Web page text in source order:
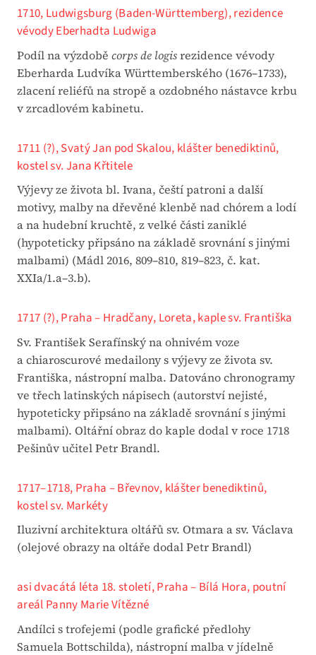
1710, Ludwigsburg (Baden-Württemberg), rezidence
vévody Eberhadta Ludwiga
Podíl na výzdobě corps de logisrezidence vévody
Eberharda Ludvíka Württemberského (1676–1733),
zlacení reliéfů na stropě a ozdobného nástavce krbu
v zrcadlovém kabinetu.
1711 (?), Svatý Jan pod Skalou, klášter benediktinů,
kostel sv. Jana Křtitele
Výjevy ze života bl. Ivana, čeští patroni a další
motivy, malby na dřevěné klenbě nad chórem a lodí
a na hudební kruchtě, z velké části zaniklé
(hypoteticky připsáno na základě srovnání s jinými
malbami) (Mádl 2016, 809–810, 819–823, č. kat.
XXIa/1.a–3.b).
1717 (?), Praha – Hradčany, Loreta, kaple sv. Františka
Sv. František Serafínský na ohnivém voze
a chiaroscurové medailony s výjevy ze života sv.
Františka, nástropní malba. Datováno chronogramy
ve třech latinských nápisech (autorství nejisté,
hypoteticky připsáno na základě srovnání s jinými
malbami). Oltářní obraz do kaple dodal v roce 1718
Pešinův učitel Petr Brandl.
1717–1718, Praha – Břevnov, klášter benediktinů,
kostel sv. Markéty
Iluzivní architektura oltářů sv. Otmara a sv. Václava
(olejové obrazy na oltáře dodal Petr Brandl)
asi dvacátá léta 18. století, Praha – Bílá Hora, poutní
areál Panny Marie Vítězné
Andílci s trofejemi (podle grafické předlohy
Samuela Bottschilda), nástropní malba v jídelně